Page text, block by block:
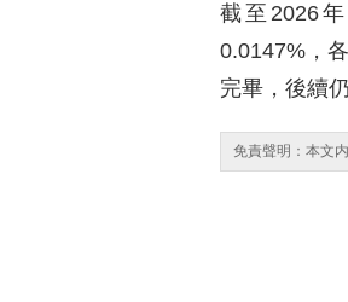
截至2026
0.0147%，
完畢，後續
免責聲明：本文